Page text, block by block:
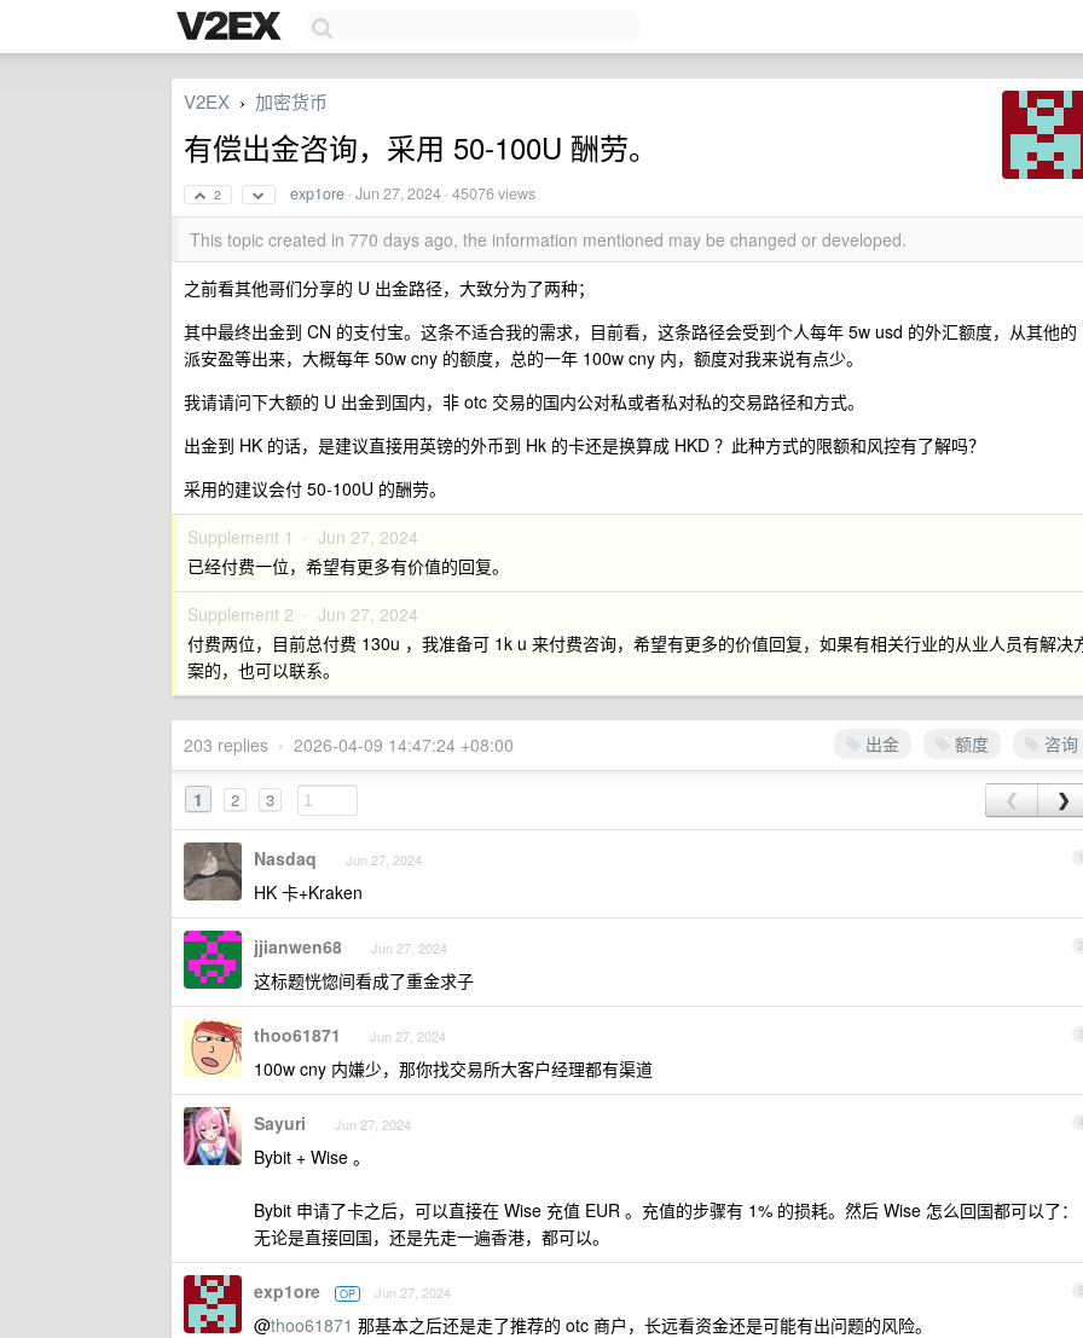
V2EX › 加密货币
有偿出金咨询，采用 50-100U 酬劳。
2 exp1ore ·Jun 27, 2024 · 45076 views
This topic created in 770 days ago, the information mentioned may be changed or developed.
之前看其他哥们分享的 U 出金路径，大致分为了两种；
其中最终出金到 CN 的支付宝。这条不适合我的需求，目前看，这条路径会受到个人每年 5w usd 的外汇额度，从其他的
派安盈等出来，大概每年 50w cny 的额度，总的一年 100w cny 内，额度对我来说有点少。
我请请问下大额的 U 出金到国内，非 otc 交易的国内公对私或者私对私的交易路径和方式。
出金到 HK 的话，是建议直接用英镑的外币到 Hk 的卡还是换算成 HKD ？此种方式的限额和风控有了解吗？
采用的建议会付 50-100U 的酬劳。
Supplement 1 · Jun 27, 2024
已经付费一位，希望有更多有价值的回复。
Supplement 2 · Jun 27, 2024
付费两位，目前总付费 130u ，我准备可 1k u 来付费咨询，希望有更多的价值回复，如果有相关行业的从业人员有解决
案的，也可以联系。
出金 额度 咨询
203 replies • 2026-04-09 14:47:24 +08:00
1 2 3 ❮ ❯
1
Nasdaq Jun 27, 2024
HK 卡+Kraken
2
jjianwen68 Jun 27, 2024
这标题恍惚间看成了重金求子
3
thoo61871 Jun 27, 2024
100w cny 内嫌少，那你找交易所大客户经理都有渠道
4
Sayuri Jun 27, 2024
Bybit + Wise 。
Bybit 申请了卡之后，可以直接在 Wise 充值 EUR 。充值的步骤有 1% 的损耗。然后 Wise 怎么回国都可以了：
无论是直接回国，还是先走一遍香港，都可以。
5
exp1ore OP Jun 27, 2024
@thoo61871 那基本之后还是走了推荐的 otc 商户，长远看资金还是可能有出问题的风险。